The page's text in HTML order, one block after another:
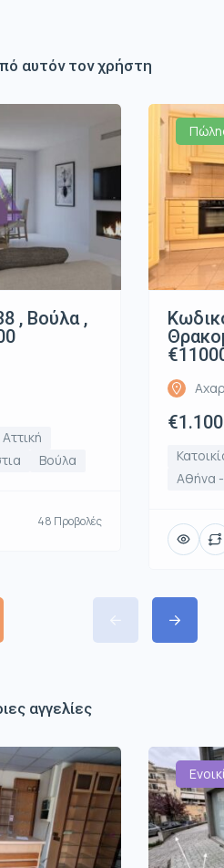
αυτόν τον χρήστη
, Βούλα ,
Αττική
Βούλα
48 Προβολές
Αθήνα
αγγελίες